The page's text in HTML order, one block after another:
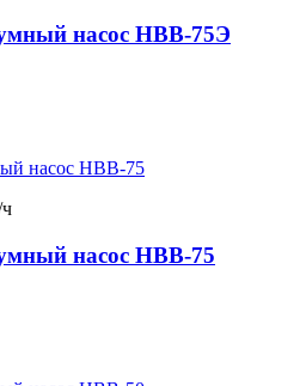
насос НВВ-75Э
насос НВВ-75